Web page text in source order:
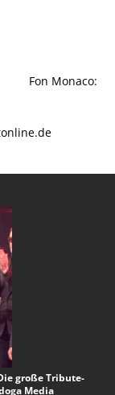
Fon Monaco:
große Tribute-
Media